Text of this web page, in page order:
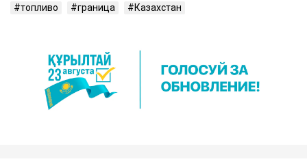
топливо граница Казахстан